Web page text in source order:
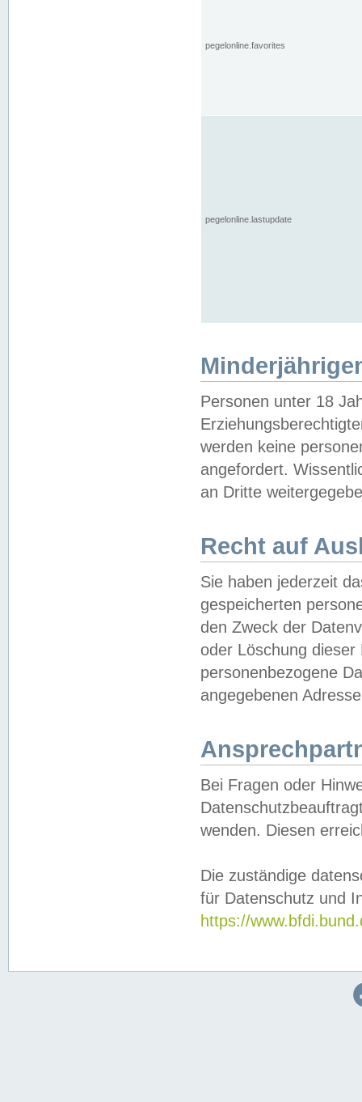
pegelonline.favorites
pegelonline.lastupdate
Personen unter 18
werden keine
angefordert.
an Dritte
Recht auf
Sie haben jederzeit
gespeicherten
den Zweck der
oder Löschung
personenbezogene
angegebenen
Bei Fragen oder
wenden. Diesen
Die zuständige
für Datenschutz und
https://